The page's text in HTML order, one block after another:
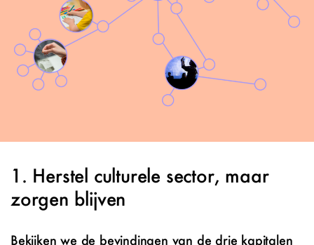
Herstel culturele sector, maar
zorgen blijven
Bekijken we de bevindingen van de drie kapitalen